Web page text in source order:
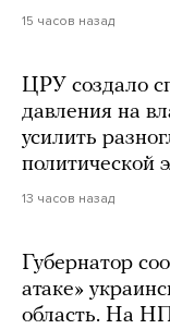
15 часов назад
ЦРУ создало
давления на
усилить
политической
13 часов назад
Губернатор
атаке»
область. На